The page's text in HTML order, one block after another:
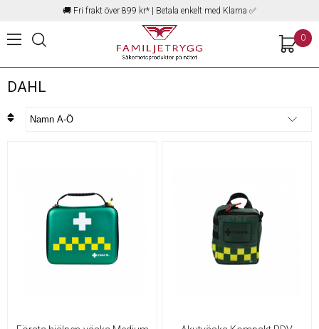
🚚 Fri frakt över 899 kr* | Betala enkelt med Klarna ✅
0
DAHL